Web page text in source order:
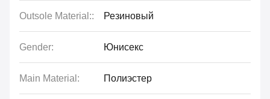
Outsole Material:: Резиновый
Gender: Юнисекс
Main Material: Полиэстер